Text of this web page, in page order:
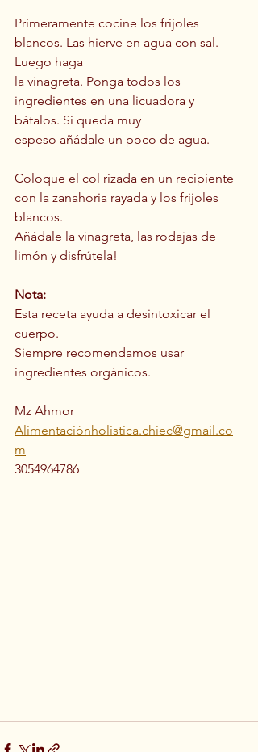
Primeramente cocine los frijoles
blancos. Las hierve en agua con sal.
Luego haga
la vinagreta. Ponga todos los
ingredientes en una licuadora y
bátalos. Si queda muy
espeso añádale un poco de agua.
Coloque el col rizada en un recipiente
con la zanahoria rayada y los frijoles
blancos.
Añádale la vinagreta, las rodajas de
limón y disfrútela!
Nota:
Esta receta ayuda a desintoxicar el
cuerpo.
Siempre recomendamos usar
ingredientes orgánicos.
Mz Ahmor
Alimentaciónholistica.chiec@gmail.co
m
3054964786